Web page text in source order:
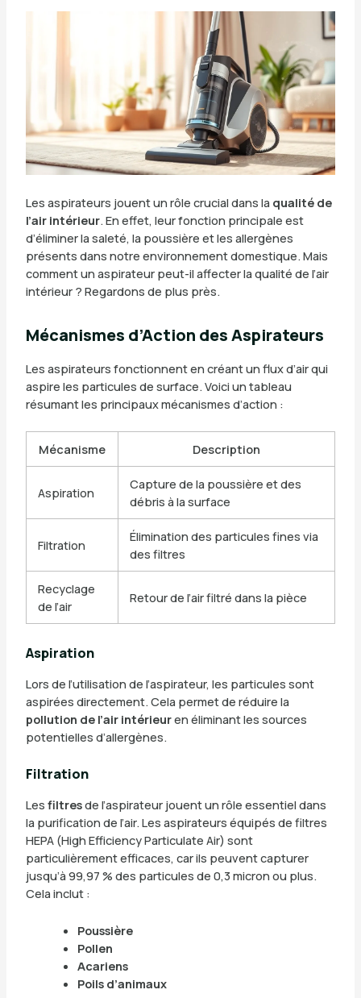
Les aspirateurs jouent un rôle crucial dans la qualité de
l’air intérieur. En effet, leur fonction principale est
d’éliminer la saleté, la poussière et les allergènes
présents dans notre environnement domestique. Mais
comment un aspirateur peut-il affecter la qualité de l’air
intérieur ? Regardons de plus près.
Mécanismes d’Action des Aspirateurs
Les aspirateurs fonctionnent en créant un flux d’air qui
aspire les particules de surface. Voici un tableau
résumant les principaux mécanismes d’action :
Mécanisme Description
Aspiration
Capture de la poussière et des
débris à la surface
Filtration
Élimination des particules fines via
des filtres
Recyclage
de l’air
Retour de l’air filtré dans la pièce
Aspiration
Lors de l’utilisation de l’aspirateur, les particules sont
aspirées directement. Cela permet de réduire la
pollution de l’air intérieuren éliminant les sources
potentielles d’allergènes.
Filtration
Les filtresde l’aspirateur jouent un rôle essentiel dans
la purification de l’air. Les aspirateurs équipés de filtres
HEPA (High Efficiency Particulate Air) sont
particulièrement efficaces, car ils peuvent capturer
jusqu’à 99,97 % des particules de 0,3 micron ou plus.
Cela inclut :
Poussière
Pollen
Acariens
Poils d’animaux